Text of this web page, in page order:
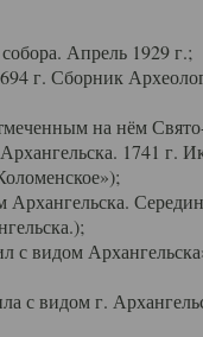
Апрель 1929 г.;
г. Сборник
на нём
1741 г.
видом
с видом г.